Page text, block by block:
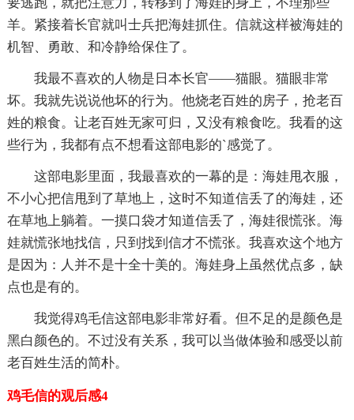
羊。紧接着长官就叫士兵把海娃抓住。信就这样被海娃的
机智、勇敢、和冷静给保住了。
我最不喜欢的人物是日本长官——猫眼。猫眼非常
坏。我就先说说他坏的行为。他烧老百姓的房子，抢老百
姓的粮食。让老百姓无家可归，又没有粮食吃。我看的这
些行为，我都有点不想看这部电影的`感觉了。
这部电影里面，我最喜欢的一幕的是：海娃甩衣服，
不小心把信甩到了草地上，这时不知道信丢了的海娃，还
在草地上躺着。一摸口袋才知道信丢了，海娃很慌张。海
娃就慌张地找信，只到找到信才不慌张。我喜欢这个地方
是因为：人并不是十全十美的。海娃身上虽然优点多，缺
点也是有的。
我觉得鸡毛信这部电影非常好看。但不足的是颜色是
黑白颜色的。不过没有关系，我可以当做体验和感受以前
老百姓生活的简朴。
鸡毛信的观后感4